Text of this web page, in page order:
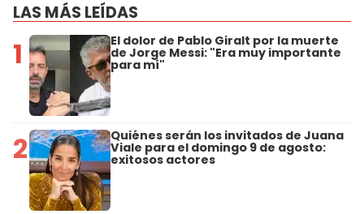
LAS MÁS LEÍDAS
1 El dolor de Pablo Giralt por la muerte
de Jorge Messi: "Era muy importante
para mí"
2 Quiénes serán los invitados de Juana
Viale para el domingo 9 de agosto:
exitosos actores